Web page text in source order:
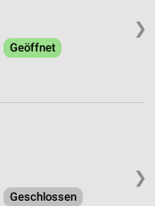
❯
Geöffnet
❯
Geschlossen